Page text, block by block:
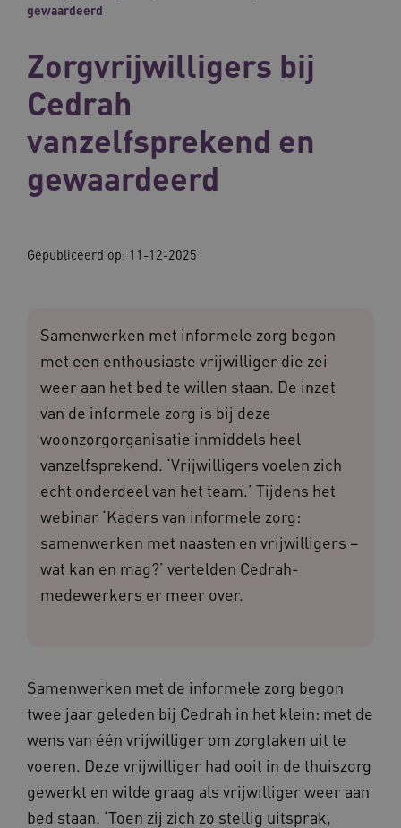
gewaardeerd
Zorgvrijwilligers bij
Cedrah
vanzelfsprekend en
gewaardeerd
Gepubliceerd op: 11-12-2025
Samenwerken met informele zorg begon
met een enthousiaste vrijwilliger die zei
weer aan het bed te willen staan. De inzet
van de informele zorg is bij deze
woonzorgorganisatie inmiddels heel
vanzelfsprekend. ‘Vrijwilligers voelen zich
echt onderdeel van het team.’ Tijdens het
webinar ‘Kaders van informele zorg:
samenwerken met naasten en vrijwilligers –
wat kan en mag?’ vertelden Cedrah-
medewerkers er meer over.
Samenwerken met de informele zorg begon
twee jaar geleden bij Cedrah in het klein: met de
wens van één vrijwilliger om zorgtaken uit te
voeren. Deze vrijwilliger had ooit in de thuiszorg
gewerkt en wilde graag als vrijwilliger weer aan
bed staan. ‘Toen zij zich zo stellig uitsprak,